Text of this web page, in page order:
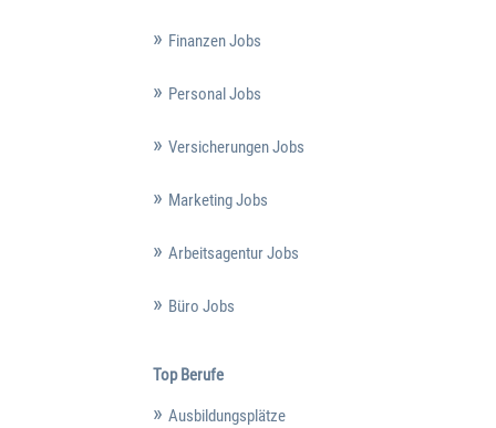
Finanzen Jobs
Personal Jobs
Versicherungen Jobs
Marketing Jobs
Arbeitsagentur Jobs
Büro Jobs
Top Berufe
Ausbildungsplätze